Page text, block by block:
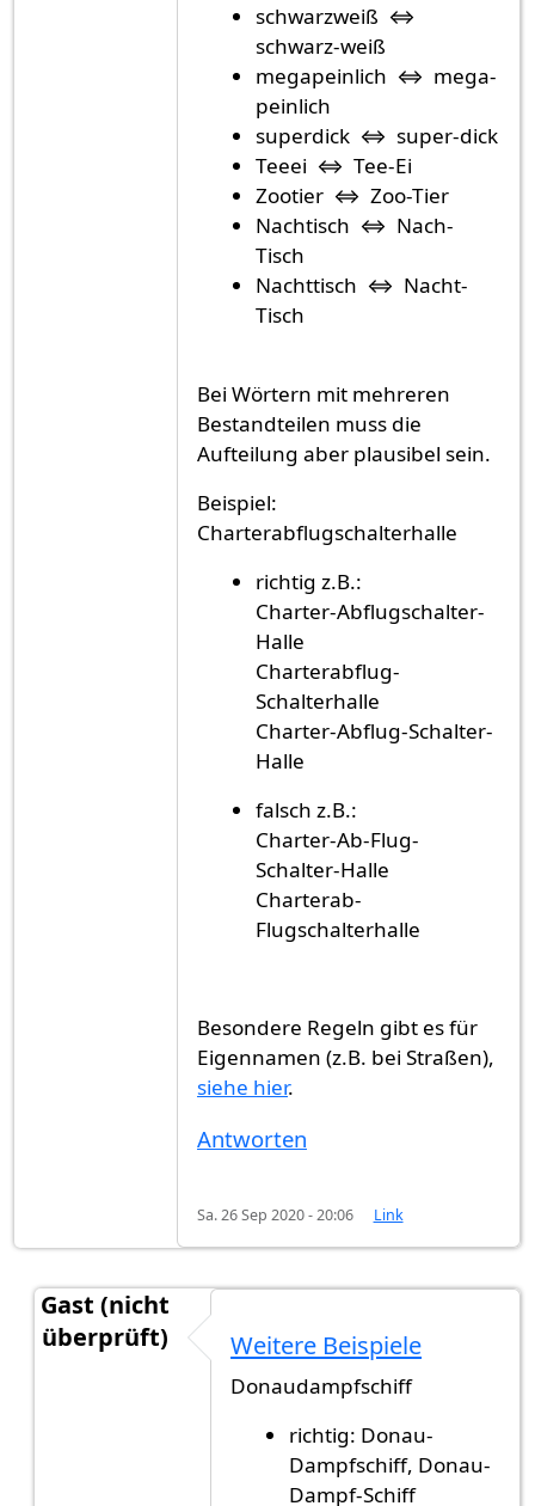
schwarzweiß ⇔
schwarz-weiß
megapeinlich ⇔ mega-
peinlich
superdick ⇔ super-dick
Teeei ⇔ Tee-Ei
Zootier ⇔ Zoo-Tier
Nachtisch ⇔ Nach-
Tisch
Nachttisch ⇔ Nacht-
Tisch
Bei Wörtern mit mehreren
Bestandteilen muss die
Aufteilung aber plausibel sein.
Beispiel:
Charterabflugschalterhalle
richtig z.B.:
Charter-Abflugschalter-
Halle
Charterabflug-
Schalterhalle
Charter-Abflug-Schalter-
Halle
falsch z.B.:
Charter-Ab-Flug-
Schalter-Halle
Charterab-
Flugschalterhalle
Besondere Regeln gibt es für
Eigennamen (z.B. bei Straßen),
siehe hier.
Antworten
Sa. 26 Sep 2020 - 20:06 Link
Gast (nicht
überprüft)
Natürlich gibt es Regeln dafür
Weitere Beispiele
Donaudampfschiff
richtig: Donau-
Dampfschiff, Donau-
Dampf-Schiff